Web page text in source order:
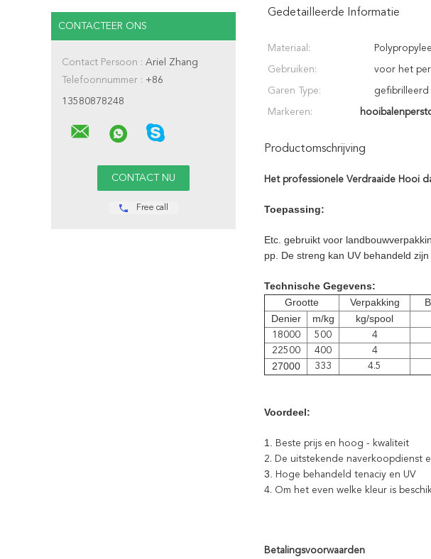
CONTACTEER ONS
Contact Persoon : Ariel Zhang
Telefoonnummer : +86
13580878248
Free call
Gedetailleerde Informatie
Materiaal:
Gebruiken: voor het
Garen Type: gefibrilleerd
Markeren:
Productomschrijving
Het professionele Verdraaide Hooi
Toepassing:
Etc. gebruikt voor
pp. De streng kan UV behandeld
Technische Gegevens:
Grootte
Verpakking
Denier
m/kg kg/spool
18000 500 4
22500
400 4
27000 333 4.5
Voordeel:
1.
Beste prijs en hoog - kwaliteit
2. De uitstekende naverkoopdienst
3.
Hoge behandeld tenaciy en UV
4. Om het even welke kleur is
Betalingsvoorwaarden